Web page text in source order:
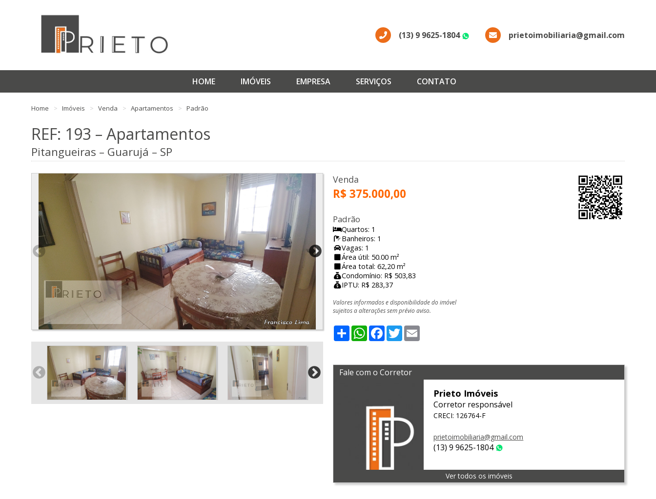
(13) 9 9625-1804 WhatsAppprietoimobiliaria@gmail.com
HOME IMÓVEIS EMPRESA SERVIÇOS CONTATO
Home Imóveis Venda Apartamentos Padrão
REF: 193 – Apartamentos
Pitangueiras – Guarujá – SP
Venda
R$ 375.000,00
Padrão
Quartos: 1
Banheiros: 1
Vagas: 1
Área útil: 50.00 m²
Área total: 62,20 m²
Condomínio: R$ 503,83
IPTU: R$ 283,37
Valores informados e disponibilidade do imóvel
sujeitos a alterações sem prévio aviso.
ShareWhatsApp
Facebook
Twitter
Fale com o Corretor
Prieto Imóveis
Corretor responsável
CRECI: 126764-F
prietoimobiliaria@gmail.com
(13) 9 9625-1804
Ver todos os imóveis